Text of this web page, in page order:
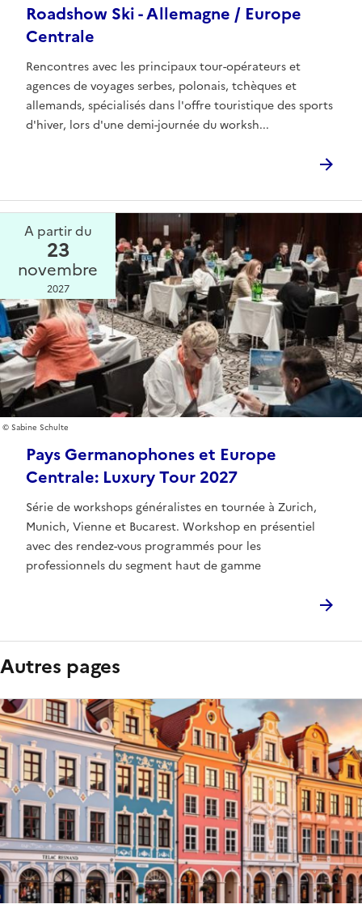
Roadshow Ski - Allemagne / Europe
Centrale
Rencontres avec les principaux tour-opérateurs et
agences de voyages serbes, polonais, tchèques et
allemands, spécialisés dans l'offre touristique des sports
d'hiver, lors d'une demi-journée du worksh...
Pays Germanophones et Europe
Centrale: Luxury Tour 2027
Série de workshops généralistes en tournée à Zurich,
Munich, Vienne et Bucarest. Workshop en présentiel
avec des rendez-vous programmés pour les
professionnels du segment haut de gamme
Sabine Schulte
A partir du
23
novembre
2027
Autres pages